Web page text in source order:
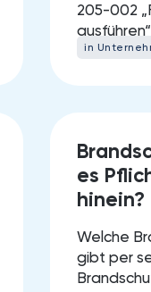
205-002
in
14.MARCH
es
hinein?
Welche
gibt per